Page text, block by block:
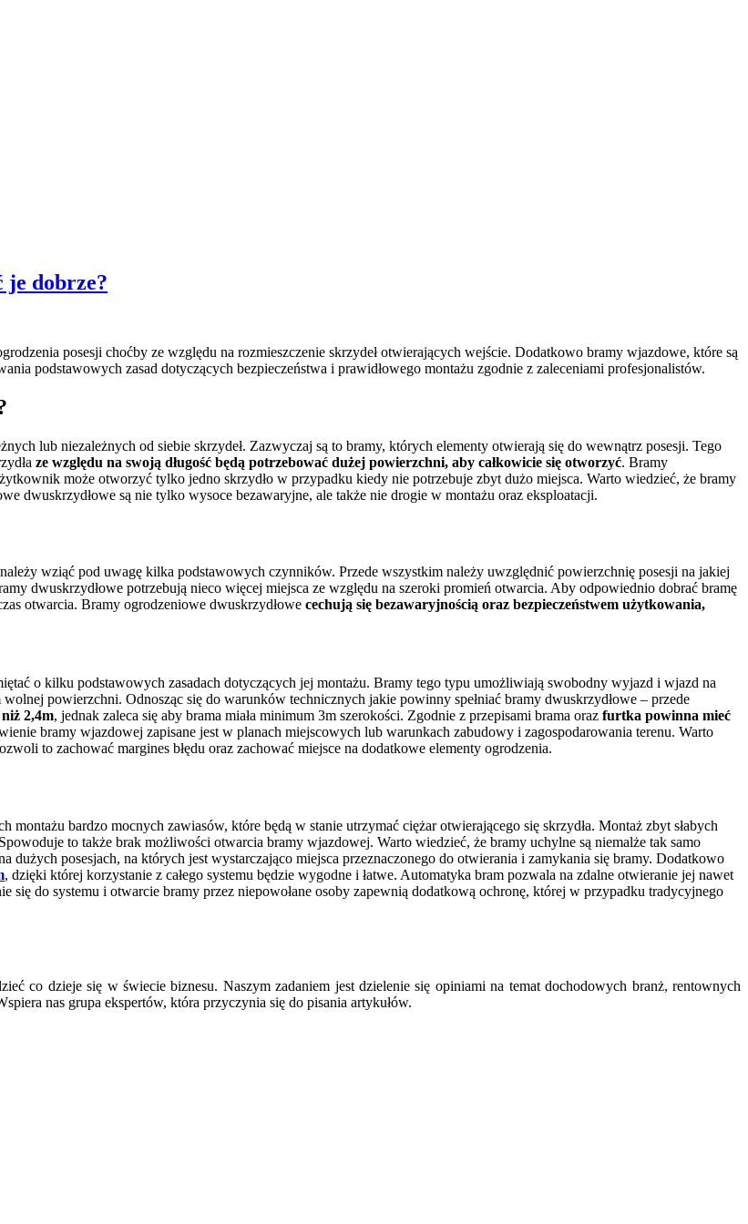
je dobrze?
posesji choćby ze względu na rozmieszczenie skrzydeł otwierających wejście. Dodatkowo bramy wjazdowe, które są
podstawowych zasad dotyczących bezpieczeństwa i prawidłowego montażu zgodnie z zaleceniami profesjonalistów.
lub niezależnych od siebie skrzydeł. Zazwyczaj są to bramy, których elementy otwierają się do wewnątrz posesji. Tego
ze względu na swoją długość będą potrzebować dużej powierzchni, aby całkowicie się otworzyć. Bramy
może otworzyć tylko jedno skrzydło w przypadku kiedy nie potrzebuje zbyt dużo miejsca. Warto wiedzieć, że bramy
dwuskrzydłowe są nie tylko wysoce bezawaryjne, ale także nie drogie w montażu oraz eksploatacji.
wziąć pod uwagę kilka podstawowych czynników. Przede wszystkim należy uwzględnić powierzchnię posesji na jakiej
dwuskrzydłowe potrzebują nieco więcej miejsca ze względu na szeroki promień otwarcia. Aby odpowiednio dobrać bramę
otwarcia. Bramy ogrodzeniowe dwuskrzydłowe cechują się bezawaryjnością oraz bezpieczeństwem użytkowania,
o kilku podstawowych zasadach dotyczących jej montażu. Bramy tego typu umożliwiają swobodny wyjazd i wjazd na
powierzchni. Odnosząc się do warunków technicznych jakie powinny spełniać bramy dwuskrzydłowe – przede
2,4m, jednak zaleca się aby brama miała minimum 3m szerokości. Zgodnie z przepisami brama oraz furtka powinna mieć
bramy wjazdowej zapisane jest w planach miejscowych lub warunkach zabudowy i zagospodarowania terenu. Warto
to zachować margines błędu oraz zachować miejsce na dodatkowe elementy ogrodzenia.
bardzo mocnych zawiasów, które będą w stanie utrzymać ciężar otwierającego się skrzydła. Montaż zbyt słabych
to także brak możliwości otwarcia bramy wjazdowej. Warto wiedzieć, że bramy uchylne są niemalże tak samo
posesjach, na których jest wystarczająco miejsca przeznaczonego do otwierania i zamykania się bramy. Dodatkowo
, dzięki której korzystanie z całego systemu będzie wygodne i łatwe. Automatyka bram pozwala na zdalne otwieranie jej nawet
się do systemu i otwarcie bramy przez niepowołane osoby zapewnią dodatkową ochronę, której w przypadku tradycyjnego
co dzieje się w świecie biznesu. Naszym zadaniem jest dzielenie się opiniami na temat dochodowych branż, rentownych
nas grupa ekspertów, która przyczynia się do pisania artykułów.